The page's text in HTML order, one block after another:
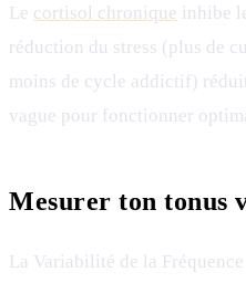
Le cortisol chronique inhibe
réduction du stress (plus de
moins de cycle addictif)
vague pour fonctionner
Mesurer ton tonus
La Variabilité de la